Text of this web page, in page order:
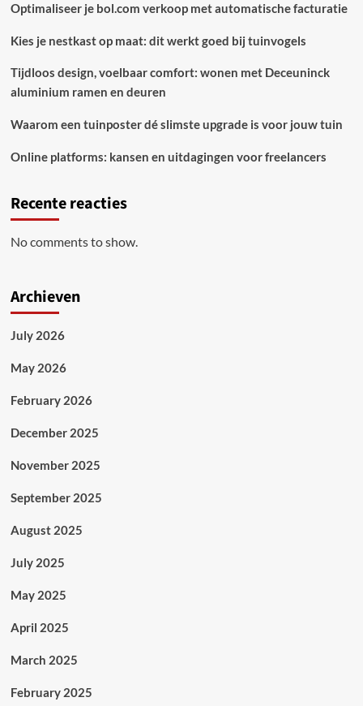
Optimaliseer je bol.com verkoop met automatische facturatie
Kies je nestkast op maat: dit werkt goed bij tuinvogels
Tijdloos design, voelbaar comfort: wonen met Deceuninck
aluminium ramen en deuren
Waarom een tuinposter dé slimste upgrade is voor jouw tuin
Online platforms: kansen en uitdagingen voor freelancers
Recente reacties
No comments to show.
Archieven
July 2026
May 2026
February 2026
December 2025
November 2025
September 2025
August 2025
July 2025
May 2025
April 2025
March 2025
February 2025